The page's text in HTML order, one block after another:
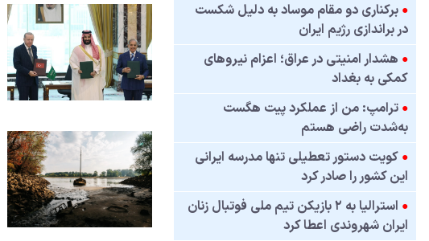
● برکناری دو مقام موساد به دلیل شکست
در براندازی رژیم ایران
● هشدار امنیتی در عراق؛ اعزام نیروهای
کمکی به بغداد
● ترامپ: من از عملکرد پیت هگست
به‌شدت راضی هستم
● کویت دستور تعطیلی تنها مدرسه ایرانی
این کشور را صادر کرد
●
استرالیا به ۲ بازیکن تیم ملی فوتبال زنان
ایران شهروندی اعطا کرد